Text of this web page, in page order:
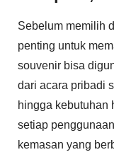
Sebelum memilih
penting untuk
souvenir bisa
dari acara pribadi
hingga kebutuhan
setiap
kemasan yang